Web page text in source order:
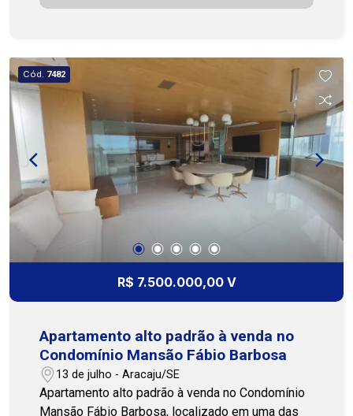
O imóvel conta ainda com sala espaçosa, varanda
dispõe de uma excelente área gourmet privativa
com piscina e churrasqueira, perfeita para reunir
família e amigos com conforto e exclusividade.
Conta também com 3 vagas de garagem,
oferecendo praticidade no dia a dia. O
condomínio proporciona segurança e
tranquilidade, sendo ideal para quem busca
qualidade de vida em uma ótima localização.
Agende sua visita e venha conhecer! Alugue
agora mesmo. COHAB Premium Imobiliária - PJ
208 (79) 3231.3231 WhatsApp 24h: (79) 99809-
Cód. 7482
R$ 7.500.000,00 V
Apartamento alto padrão à venda no
Condomínio Mansão Fábio Barbosa
13 de julho - Aracaju/SE
Apartamento alto padrão à venda no Condomínio
Mansão Fábio Barbosa, localizado em uma das